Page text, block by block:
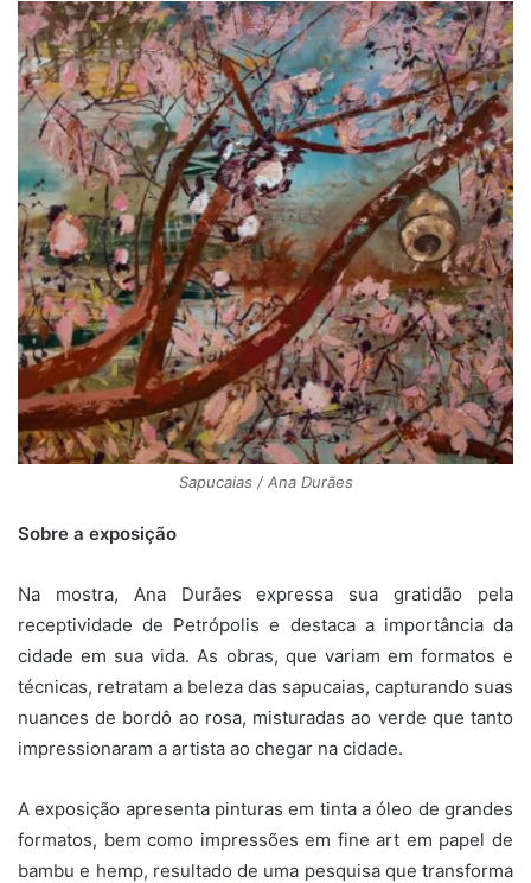
Sapucaias / Ana Durães
Sobre a exposição
Na mostra, Ana Durães expressa sua gratidão pela
receptividade de Petrópolis e destaca a importância da
cidade em sua vida. As obras, que variam em formatos e
técnicas, retratam a beleza das sapucaias, capturando suas
nuances de bordô ao rosa, misturadas ao verde que tanto
impressionaram a artista ao chegar na cidade.
A exposição apresenta pinturas em tinta a óleo de grandes
formatos, bem como impressões em fine art em papel de
bambu e hemp, resultado de uma pesquisa que transforma